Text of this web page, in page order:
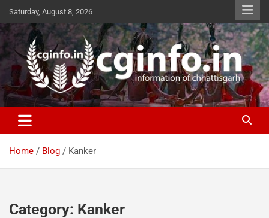
content
Saturday, August 8, 2026
cginfo.in
information of Chhattisgarh
Home Blog Kanker
Category: Kanker